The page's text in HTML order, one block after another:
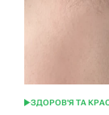
ОПУБЛІКУВАТИ
ЗДОРОВ'Я ТА